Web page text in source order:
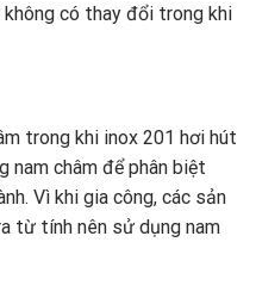
có thay đổi trong khi
trong khi inox 201 hơi hút
nam châm để phân biệt
Vì khi gia công, các sản
từ tính nên sử dụng nam